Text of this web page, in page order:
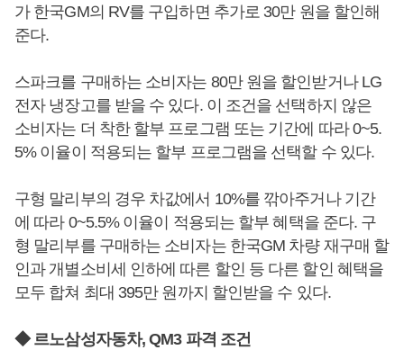
가 한국GM의 RV를 구입하면 추가로 30만 원을 할인해
준다.
스파크를 구매하는 소비자는 80만 원을 할인받거나 LG
전자 냉장고를 받을 수 있다. 이 조건을 선택하지 않은
소비자는 더 착한 할부 프로그램 또는 기간에 따라 0~5.
5% 이율이 적용되는 할부 프로그램을 선택할 수 있다.
구형 말리부의 경우 차값에서 10%를 깎아주거나 기간
에 따라 0~5.5% 이율이 적용되는 할부 혜택을 준다. 구
형 말리부를 구매하는 소비자는 한국GM 차량 재구매 할
인과 개별소비세 인하에 따른 할인 등 다른 할인 혜택을
모두 합쳐 최대 395만 원까지 할인받을 수 있다.
◆ 르노삼성자동차, QM3 파격 조건